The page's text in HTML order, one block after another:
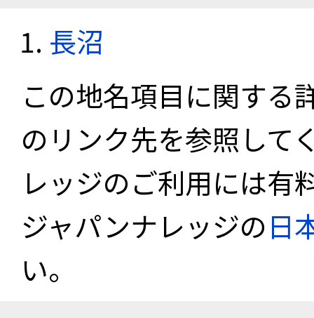
長沼
この地名項目に関する
のリンク先を参照して
レッジのご利用には有
ジャパンナレッジの日
い。